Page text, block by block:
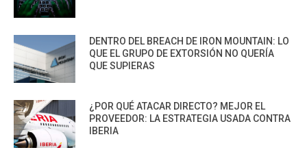
DENTRO DEL BREACH DE IRON MOUNTAIN: LO
QUE EL GRUPO DE EXTORSIÓN NO QUERÍA
QUE SUPIERAS
¿POR QUÉ ATACAR DIRECTO? MEJOR EL
PROVEEDOR: LA ESTRATEGIA USADA CONTRA
IBERIA